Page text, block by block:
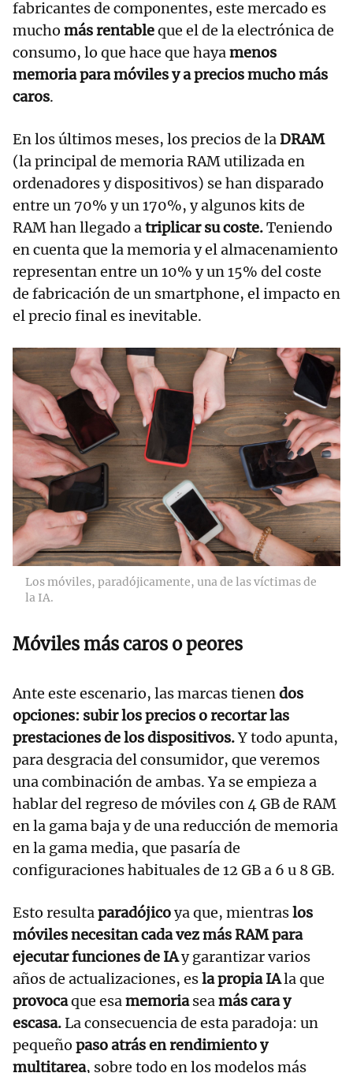
fabricantes de componentes, este mercado es
mucho más rentableque el de la electrónica de
consumo, lo que hace que hayamenos
memoria para móviles y a precios mucho más
caros.
En los últimos meses, los precios de laDRAM
(la principal de memoria RAM utilizada en
ordenadores y dispositivos) se han disparado
entre un 70% y un 170%, y algunos kits de
RAM han llegado atriplicar su coste.Teniendo
en cuenta que la memoria y el almacenamiento
representan entre un 10% y un 15% del coste
de fabricación de un smartphone, el impacto en
el precio final es inevitable.
Los móviles, paradójicamente, una de las víctimas de
la IA.
Móviles más caros o peores
Ante este escenario, las marcas tienendos
opciones: subir los precios o recortar las
prestaciones de los dispositivos.Y todo apunta,
para desgracia del consumidor, que veremos
una combinación de ambas. Ya se empieza a
hablar del regreso de móviles con 4 GB de RAM
en la gama baja y de una reducción de memoria
en la gama media, que pasaría de
configuraciones habituales de 12 GB a 6 u 8 GB.
Esto resultaparadójicoya que, mientraslos
móviles necesitan cada vez más RAM para
ejecutar funciones de IAy garantizar varios
años de actualizaciones, esla propia IAla que
provocaque esamemoriaseamás cara y
escasa.La consecuencia de esta paradoja: un
pequeño paso atrás en rendimiento y
multitarea, sobre todo en los modelos más